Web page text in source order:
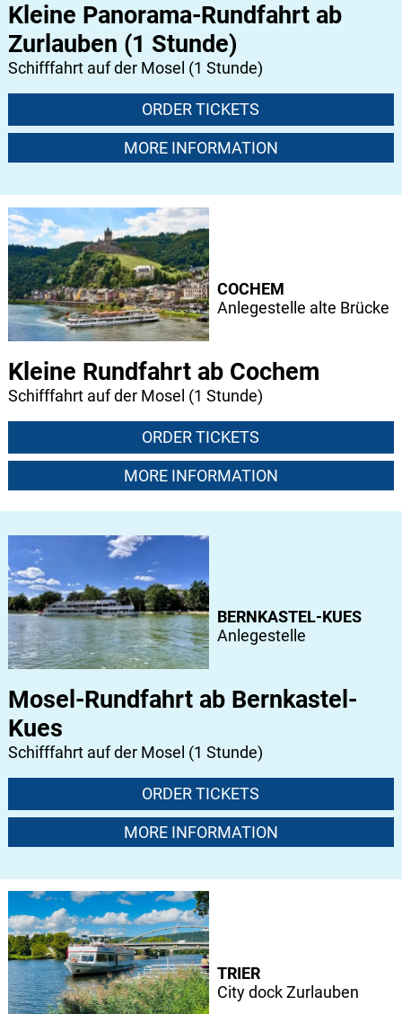
Kleine Panorama-Rundfahrt ab
Zurlauben (1 Stunde)
Schifffahrt auf der Mosel (1 Stunde)
ORDER TICKETS
MORE INFORMATION
Kleine Rundfahrt ab Cochem
Schifffahrt auf der Mosel (1 Stunde)
ORDER TICKETS
MORE INFORMATION
COCHEM
Anlegestelle alte Brücke
Mosel-Rundfahrt ab Bernkastel-
Kues
Schifffahrt auf der Mosel (1 Stunde)
ORDER TICKETS
MORE INFORMATION
BERNKASTEL-KUES
Anlegestelle
TRIER
City dock Zurlauben